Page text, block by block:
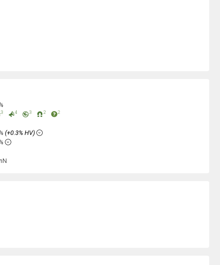
3 4 3 2 2
(+0.3% HV)